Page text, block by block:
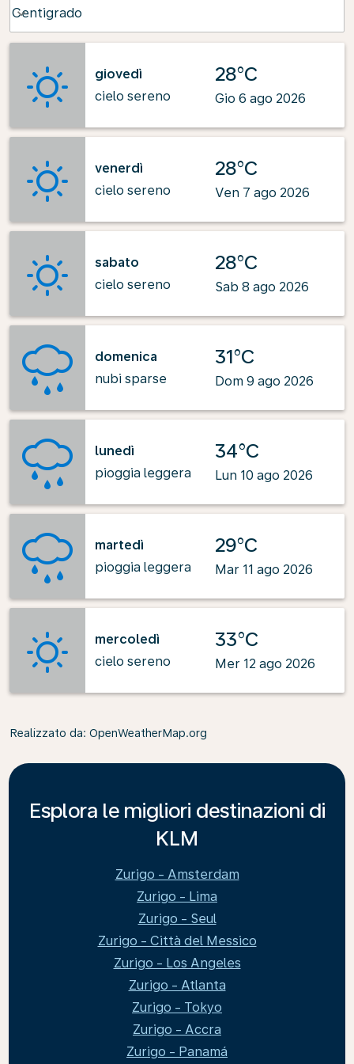
Centigrado
keyboard_arrow_down
giovedì
cielo sereno
28°C
Gio 6 ago 2026
venerdì
cielo sereno
28°C
Ven 7 ago 2026
sabato
cielo sereno
28°C
Sab 8 ago 2026
domenica
nubi sparse
31°C
Dom 9 ago 2026
lunedì
pioggia leggera
34°C
Lun 10 ago 2026
martedì
pioggia leggera
29°C
Mar 11 ago 2026
mercoledì
cielo sereno
33°C
Mer 12 ago 2026
Realizzato da: OpenWeatherMap.org
Esplora le migliori destinazioni di
KLM
Zurigo - Amsterdam
Zurigo - Lima
Zurigo - Seul
Zurigo - Città del Messico
Zurigo - Los Angeles
Zurigo - Atlanta
Zurigo - Tokyo
Zurigo - Accra
Zurigo - Panamá